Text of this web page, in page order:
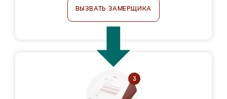
ВЫЗВАТЬ ЗАМЕРЩИКА